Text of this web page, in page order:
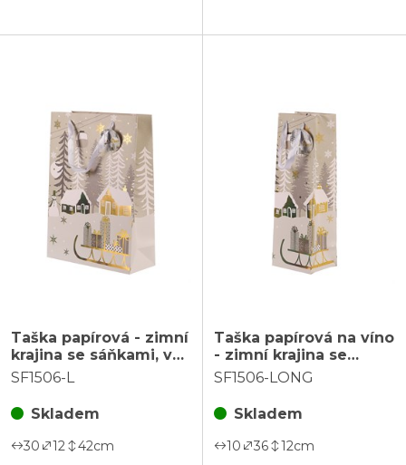
Taška papírová - zimní
krajina se sáňkami, vel.
L
SF1506-L
Skladem
30 12 42cm
Taška papírová na víno
- zimní krajina se
sáňkami
SF1506-LONG
Skladem
10 36 12cm